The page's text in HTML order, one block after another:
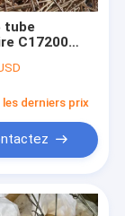
tube
C17200
base de
derniers prix